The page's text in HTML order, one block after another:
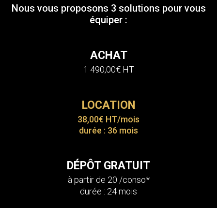
Nous vous proposons 3 solutions pour vous
équiper :
ACHAT
1 490,00€ HT
LOCATION
38,00€ HT/mois
durée : 36 mois
DÉPÔT GRATUIT
à partir de 20 /conso*
durée : 24 mois